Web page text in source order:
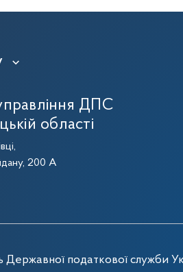
›
ДПС
області
200 А
Державної податкової служби